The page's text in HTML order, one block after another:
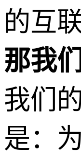
的互
那我
我们
是：